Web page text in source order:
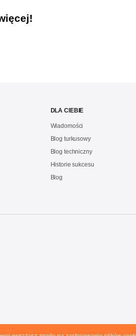
DLA CIEBIE
Wiadomości
Blog turkusowy
Blog techniczny
Historie sukcesu
Blog